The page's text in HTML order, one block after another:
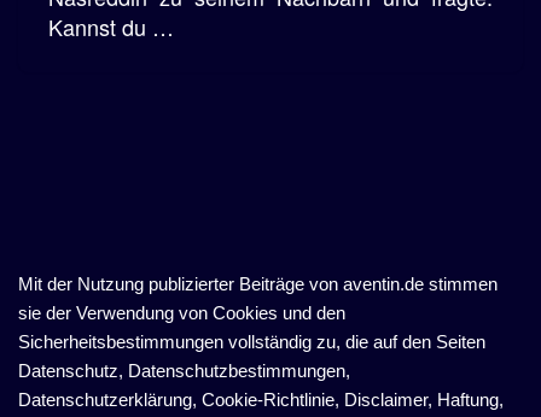
Kannst du …
Mit der Nutzung publizierter Beiträge von aventin.de stimmen
sie der Verwendung von Cookies und den
Sicherheitsbestimmungen vollständig zu, die auf den Seiten
Datenschutz, Datenschutzbestimmungen,
Datenschutzerklärung, Cookie-Richtlinie, Disclaimer, Haftung,